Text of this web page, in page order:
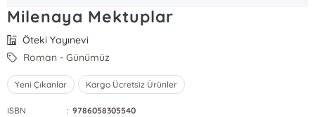
Milenaya Mektuplar
Öteki Yayınevi
Roman - Günümüz
Yeni Çıkanlar Kargo Ücretsiz Ürünler
ISBN : 9786058305540